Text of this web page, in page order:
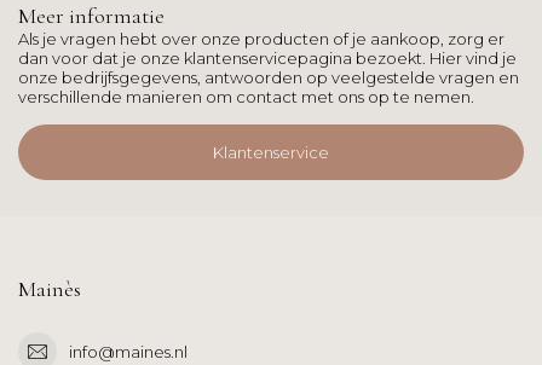
Meer informatie
Als je vragen hebt over onze producten of je aankoop, zorg er
dan voor dat je onze klantenservicepagina bezoekt. Hier vind je
onze bedrijfsgegevens, antwoorden op veelgestelde vragen en
verschillende manieren om contact met ons op te nemen.
Klantenservice
Mainès
info@maines.nl